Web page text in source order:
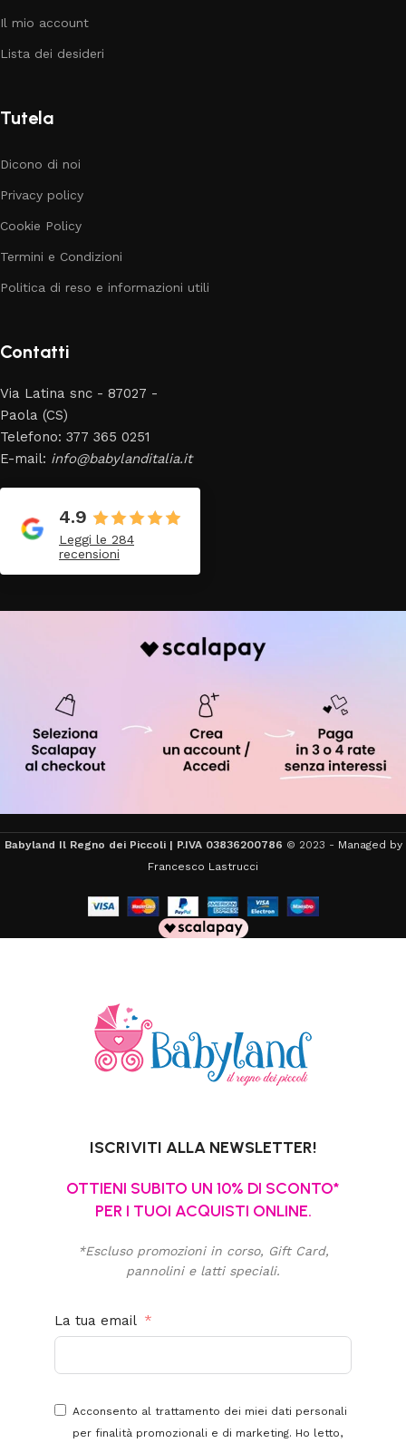
Il mio account
Lista dei desideri
Tutela
Dicono di noi
Privacy policy
Cookie Policy
Termini e Condizioni
Politica di reso e informazioni utili
Contatti
Via Latina snc - 87027 -
Paola (CS)
Telefono: 377 365 0251
E-mail: info@babylanditalia.it
4.9
Leggi le 284
recensioni
Babyland Il Regno dei Piccoli | P.IVA 03836200786 © 2023 - Managed by
Francesco Lastrucci
ISCRIVITI ALLA NEWSLETTER!
OTTIENI SUBITO UN 10% DI SCONTO*
PER I TUOI ACQUISTI ONLINE.
*Escluso promozioni in corso, Gift Card,
pannolini e latti speciali.
La tua email
Acconsento al trattamento dei miei dati personali
per finalità promozionali e di marketing. Ho letto,